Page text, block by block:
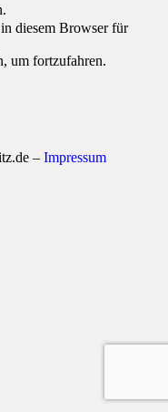
diesem Browser für
um fortzufahren.
– Impressum